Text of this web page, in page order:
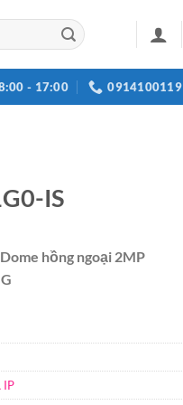
- 17:00 0914100119
IS
hồng ngoại 2MP
IP